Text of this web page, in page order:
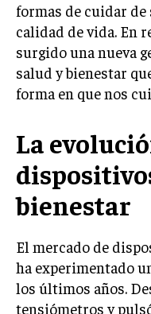
formas de cuidar
calidad de vida. En
surgido una nueva
salud y bienestar
forma en que nos
La
bienestar
El mercado de
ha experimentado
los últimos años.
tensiómetros y